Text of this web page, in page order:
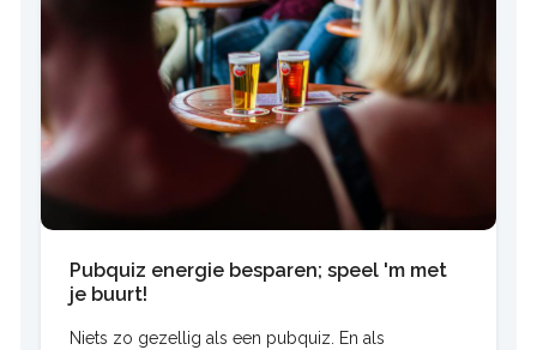
Pubquiz energie besparen; speel 'm met
je buurt!
Niets zo gezellig als een pubquiz. En als